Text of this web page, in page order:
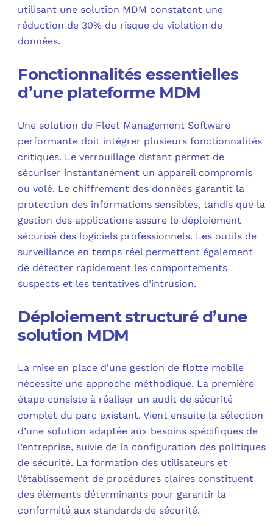
utilisant une solution MDM constatent une
réduction de 30% du risque de violation de
données.
Fonctionnalités essentielles
d’une plateforme MDM
Une solution de Fleet Management Software
performante doit intégrer plusieurs fonctionnalités
critiques. Le verrouillage distant permet de
sécuriser instantanément un appareil compromis
ou volé. Le chiffrement des données garantit la
protection des informations sensibles, tandis que la
gestion des applications assure le déploiement
sécurisé des logiciels professionnels. Les outils de
surveillance en temps réel permettent également
de détecter rapidement les comportements
suspects et les tentatives d’intrusion.
Déploiement structuré d’une
solution MDM
La mise en place d’une gestion de flotte mobile
nécessite une approche méthodique. La première
étape consiste à réaliser un audit de sécurité
complet du parc existant. Vient ensuite la sélection
d’une solution adaptée aux besoins spécifiques de
l’entreprise, suivie de la configuration des politiques
de sécurité. La formation des utilisateurs et
l’établissement de procédures claires constituent
des éléments déterminants pour garantir la
conformité aux standards de sécurité.